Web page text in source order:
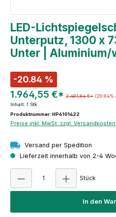
LED-
Unterputz, 1300 x
Unter | Aluminium/
-20.84 %
1.964,55 €* 2.481,84 €* (20.84%
Inhalt: 1 Stk.
Produktnummer: HP6101422
Preise inkl. MwSt. zzgl.
Versand per Spedition
Lieferzeit innerhalb von 2-4
Stück
In den